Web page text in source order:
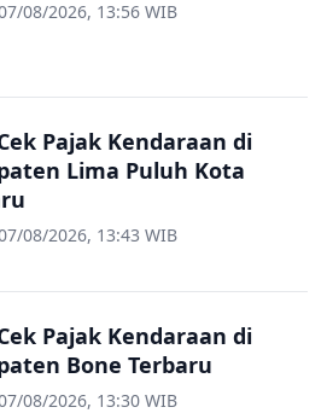
08/2026, 13:56 WIB
Pajak Kendaraan di
Lima Puluh Kota
08/2026, 13:43 WIB
Pajak Kendaraan di
Bone Terbaru
08/2026, 13:30 WIB